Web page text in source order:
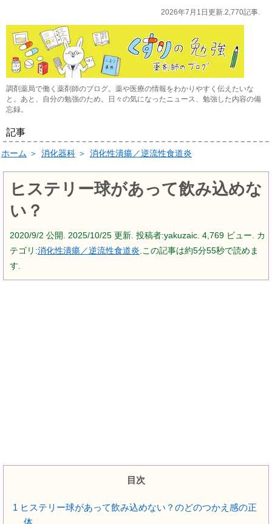
2026年7月1日更新.2,770記事.
調剤薬局で働く薬剤師のブログ。薬や医療の情報をわかりやすく伝えたいな
と。あと、自分の勉強のため。日々の気になったニュース、勉強した内容の備
忘録。
記事
ホーム ＞ 消化器科 ＞ 消化性潰瘍／逆流性食道炎
ヒステリー球があって飲み込めな
い？
2020/9/2 公開. 2025/10/25 更新. 投稿者:yakuzaic. 4,769 ビュー. カ
テゴリ:消化性潰瘍／逆流性食道炎 .この記事は約5分55秒で読めま
す.
目次
1 ヒステリー球があって飲み込めない？のどのつかえ感の正
体